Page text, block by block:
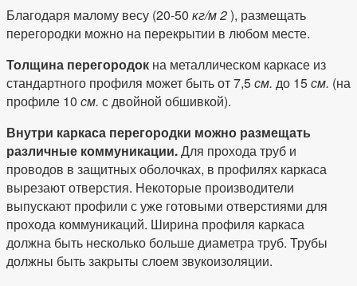
Благодаря малому весу (20-50 кг/м 2), размещать
перегородки можно на перекрытии в любом месте.
Толщина перегородок на металлическом каркасе из
стандартного профиля может быть от 7,5см. до 15см. (на
профиле 10 см. с двойной обшивкой).
Внутри каркаса перегородки можно размещать
различные коммуникации.Для прохода труб и
проводов в защитных оболочках, в профилях каркаса
вырезают отверстия. Некоторые производители
выпускают профили с уже готовыми отверстиями для
прохода коммуникаций. Ширина профиля каркаса
должна быть несколько больше диаметра труб. Трубы
должны быть закрыты слоем звукоизоляции.